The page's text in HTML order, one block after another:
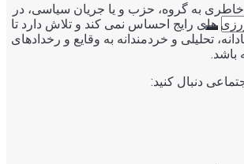
خاطری به گروه، حزب و یا جریان سیاسی، در
های رایج احساس نمی کند و تلاش دارد تا
تحلیلی و خردمندانه به وقایع و رخدادهای
باشد.
دنبال کنید: